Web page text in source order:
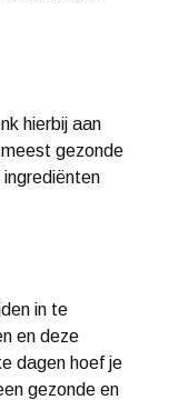
hierbij aan
gezonde
in te
en deze
dagen hoef je
gezonde en